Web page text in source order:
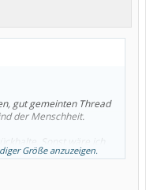
gut gemeinten Thread
der Menschheit.
Sonst wäre ich
Größe anzuzeigen.